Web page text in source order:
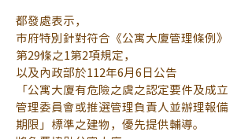
都發處表示，
市府特別針對符合《公寓大廈管理條例》
第29條之1第2項規定，
以及內政部於112年6月6日公告
「公寓大廈有危險之虞之認定要件及成立
管理委員會或推選管理負責人並辦理報備
期限」標準之建物，優先提供輔導。